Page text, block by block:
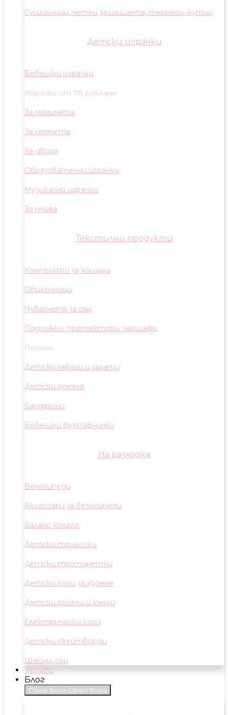
Сушилници, четки за шишета, термоси, кутии
Детски играчки
Бебешки играчки
Играчки от ТВ реклами
За момичета
За момчета
За двора
Образователни играчки
Музикални играчки
За плажа
Текстилни продукти
Компелкти за кошара
Обиколници
Чувалчета за сън
Подложки, протектори, чаршафи
Пелени
Детски хавлии и халати
Детски одеяла
Балдахини
Бебешки възглавнички
На разходка
Велосипеди
Аксесоари за велосипеди
Баланс колело
Детски триколки
Детски тротинетки
Детски коли за яздене
Детски ролели и кънки
Електрически коли
Детски скейтборди
Шейни, ски
Услуги
Блог
Close Блог Open Блог